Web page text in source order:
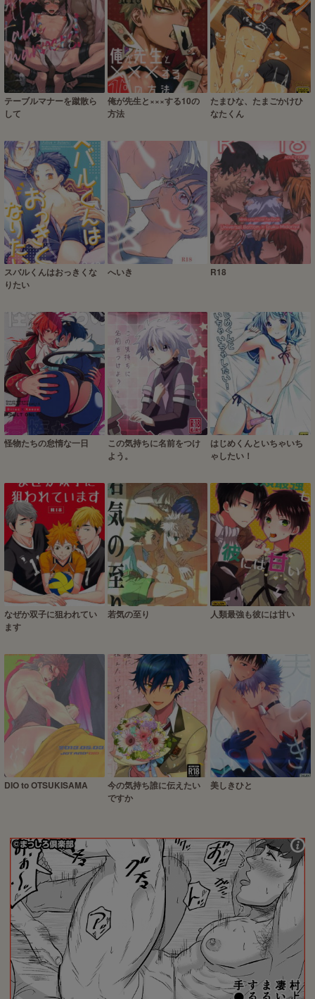
テーブルマナーを蹴散ら
して
俺が先生と×××する10の
方法
たまひな、たまごかけひ
なたくん
スバルくんはおっきくな
りたい
へいき R18
怪物たちの怠惰な一日
この気持ちに名前をつけ
よう。
はじめくんといちゃいち
ゃしたい！
なぜか双子に狙われてい
ます
若気の至り 人類最強も彼には甘い
DIO to OTSUKISAMA
今の気持ち誰に伝えたい
ですか
美しきひと